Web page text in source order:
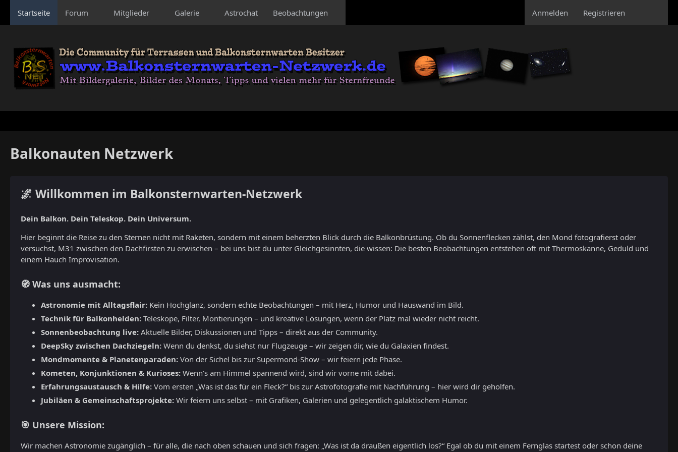
Startseite Forum Mitglieder Galerie Astrochat Beobachtungen Anmelden Registrieren
Balkonauten Netzwerk
🌌 Willkommen im Balkonsternwarten-Netzwerk
Dein Balkon. Dein Teleskop. Dein Universum.
Hier beginnt die Reise zu den Sternen nicht mit Raketen, sondern mit einem beherzten Blick durch die Balkonbrüstung. Ob du Sonnenflecken zählst, den Mond fotografierst oder
versuchst, M31 zwischen den Dachfirsten zu erwischen – bei uns bist du unter Gleichgesinnten, die wissen: Die besten Beobachtungen entstehen oft mit Thermoskanne, Geduld und
einem Hauch Improvisation.
🧭 Was uns ausmacht:
Astronomie mit Alltagsflair: Kein Hochglanz, sondern echte Beobachtungen – mit Herz, Humor und Hauswand im Bild.
Technik für Balkonhelden: Teleskope, Filter, Montierungen – und kreative Lösungen, wenn der Platz mal wieder nicht reicht.
Sonnenbeobachtung live: Aktuelle Bilder, Diskussionen und Tipps – direkt aus der Community.
DeepSky zwischen Dachziegeln: Wenn du denkst, du siehst nur Flugzeuge – wir zeigen dir, wie du Galaxien findest.
Mondmomente & Planetenparaden: Von der Sichel bis zur Supermond-Show – wir feiern jede Phase.
Kometen, Konjunktionen & Kurioses: Wenn’s am Himmel spannend wird, sind wir vorne mit dabei.
Erfahrungsaustausch & Hilfe: Vom ersten „Was ist das für ein Fleck?“ bis zur Astrofotografie mit Nachführung – hier wird dir geholfen.
Jubiläen & Gemeinschaftsprojekte: Wir feiern uns selbst – mit Grafiken, Galerien und gelegentlich galaktischem Humor.
🎯 Unsere Mission:
Wir machen Astronomie zugänglich – für alle, die nach oben schauen und sich fragen: „Was ist da draußen eigentlich los?“ Egal ob du mit einem Fernglas startest oder schon deine